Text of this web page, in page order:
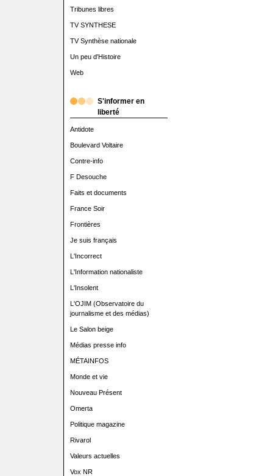
Tribunes libres
TV SYNTHESE
TV Synthèse nationale
Un peu d'Histoire
Web
S'informer en
liberté
Antidote
Boulevard Voltaire
Contre-info
F Desouche
Faits et documents
France Soir
Frontières
Je suis français
L'Incorrect
L'Information nationaliste
L'Insolent
L'OJIM (Observatoire du
journalisme et des médias)
Le Salon beige
Médias presse info
MÉTAINFOS
Monde et vie
Nouveau Présent
Omerta
Politique magazine
Rivarol
Valeurs actuelles
Vox NR